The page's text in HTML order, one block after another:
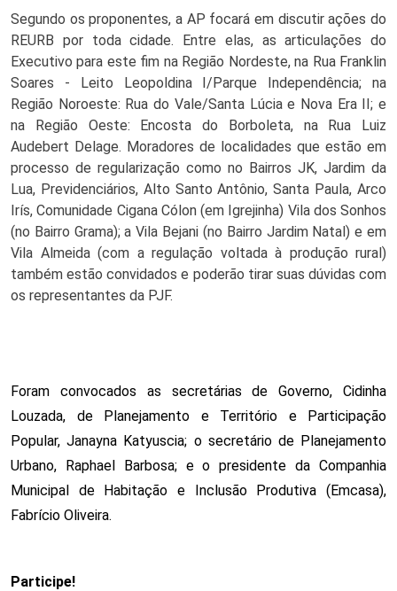
Segundo os proponentes, a AP focará em discutir ações do
REURB por toda cidade. Entre elas, as articulações do
Executivo para este fim na Região Nordeste, na Rua Franklin
Soares - Leito Leopoldina I/Parque Independência; na
Região Noroeste: Rua do Vale/Santa Lúcia e Nova Era II; e
na Região Oeste: Encosta do Borboleta, na Rua Luiz
Audebert Delage. Moradores de localidades que estão em
processo de regularização como no Bairros JK, Jardim da
Lua, Previdenciários, Alto Santo Antônio, Santa Paula, Arco
Irís, Comunidade Cigana Cólon (em Igrejinha) Vila dos Sonhos
(no Bairro Grama); a Vila Bejani (no Bairro Jardim Natal) e em
Vila Almeida (com a regulação voltada à produção rural)
também estão convidados e poderão tirar suas dúvidas com
os representantes da PJF.
Foram convocados as secretárias de Governo, Cidinha
Louzada, de Planejamento e Território e Participação
Popular, Janayna Katyuscia; o secretário de Planejamento
Urbano, Raphael Barbosa; e o presidente da Companhia
Municipal de Habitação e Inclusão Produtiva (Emcasa),
Fabrício Oliveira.
Participe!